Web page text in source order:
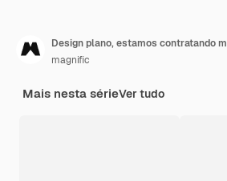
Design plano, estamos contratando
magnific
Mais nesta sérieVer tudo